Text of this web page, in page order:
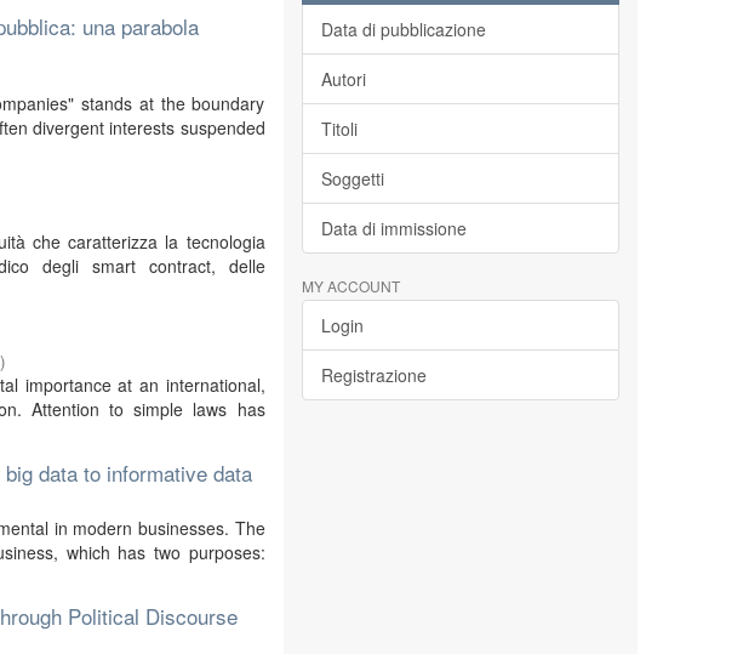
una parabola
stands at the boundary
divergent interests suspended
che caratterizza la tecnologia
degli smart contract, delle
)
importance at an international,
Attention to simple laws has
data to informative data
in modern businesses. The
which has two purposes:
Political Discourse
Data di pubblicazione
Autori
Titoli
Soggetti
Data di immissione
MY ACCOUNT
Login
Registrazione